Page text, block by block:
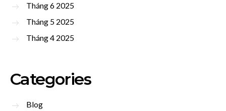
Tháng 6 2025
Tháng 5 2025
Tháng 4 2025
Categories
Blog